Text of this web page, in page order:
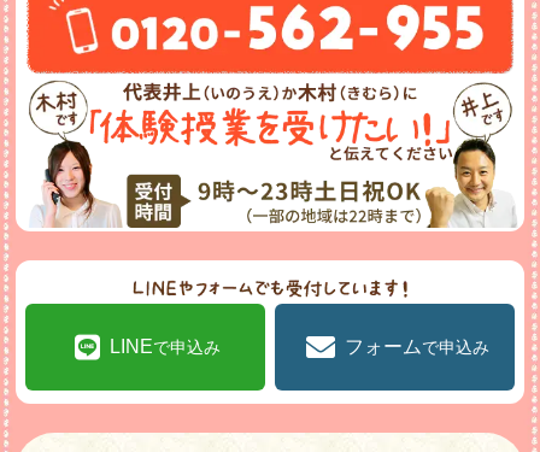
LINEで申込み フォーム で申込み